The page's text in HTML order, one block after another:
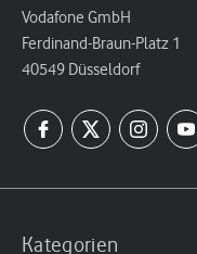
Vodafone GmbH
Ferdinand-Braun-Platz 1
40549 Düsseldorf
Kategorien